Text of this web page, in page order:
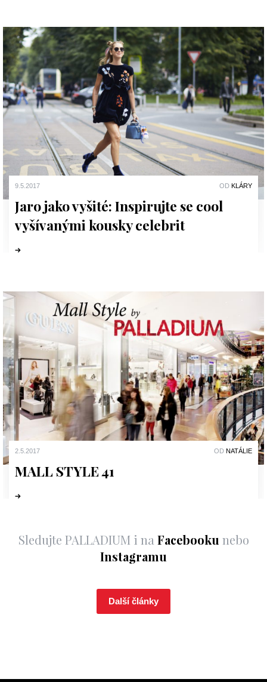
9.5.2017 OD KLÁRY
Jaro jako vyšité: Inspirujte se cool
vyšívanými kousky celebrit
2.5.2017 OD NATÁLIE
MALL STYLE 41
Sledujte PALLADIUM i na Facebooku nebo
Instagramu
Další články